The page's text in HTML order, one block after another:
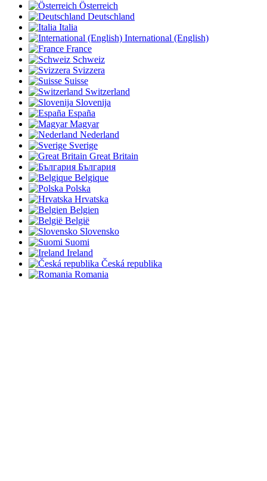
Österreich
Deutschland
Italia
International (English)
France
Schweiz
Svizzera
Suisse
Switzerland
Slovenija
España
Magyar
Nederland
Sverige
Great Britain
България
Belgique
Polska
Hrvatska
Belgien
België
Slovensko
Suomi
Ireland
Česká republika
Romania